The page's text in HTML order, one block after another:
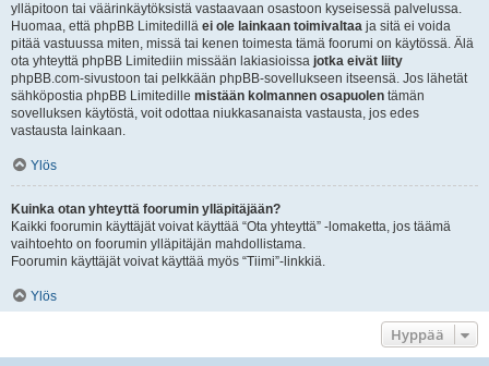
ylläpitoon tai väärinkäytöksistä vastaavaan osastoon kyseisessä palvelussa.
Huomaa, että phpBB Limitedillä ei ole lainkaan toimivaltaa ja sitä ei voida
pitää vastuussa miten, missä tai kenen toimesta tämä foorumi on käytössä. Älä
ota yhteyttä phpBB Limitediin missään lakiasioissa jotka eivät liity
phpBB.com-sivustoon tai pelkkään phpBB-sovellukseen itseensä. Jos lähetät
sähköpostia phpBB Limitedille mistään kolmannen osapuolen tämän
sovelluksen käytöstä, voit odottaa niukkasanaista vastausta, jos edes
vastausta lainkaan.
Ylös
Kuinka otan yhteyttä foorumin ylläpitäjään?
Kaikki foorumin käyttäjät voivat käyttää “Ota yhteyttä” -lomaketta, jos täämä
vaihtoehto on foorumin ylläpitäjän mahdollistama.
Foorumin käyttäjät voivat käyttää myös “Tiimi”-linkkiä.
Ylös
Hyppää